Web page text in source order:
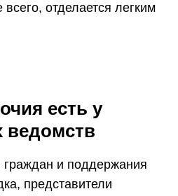
отделается легким
есть у
и поддержания
представители